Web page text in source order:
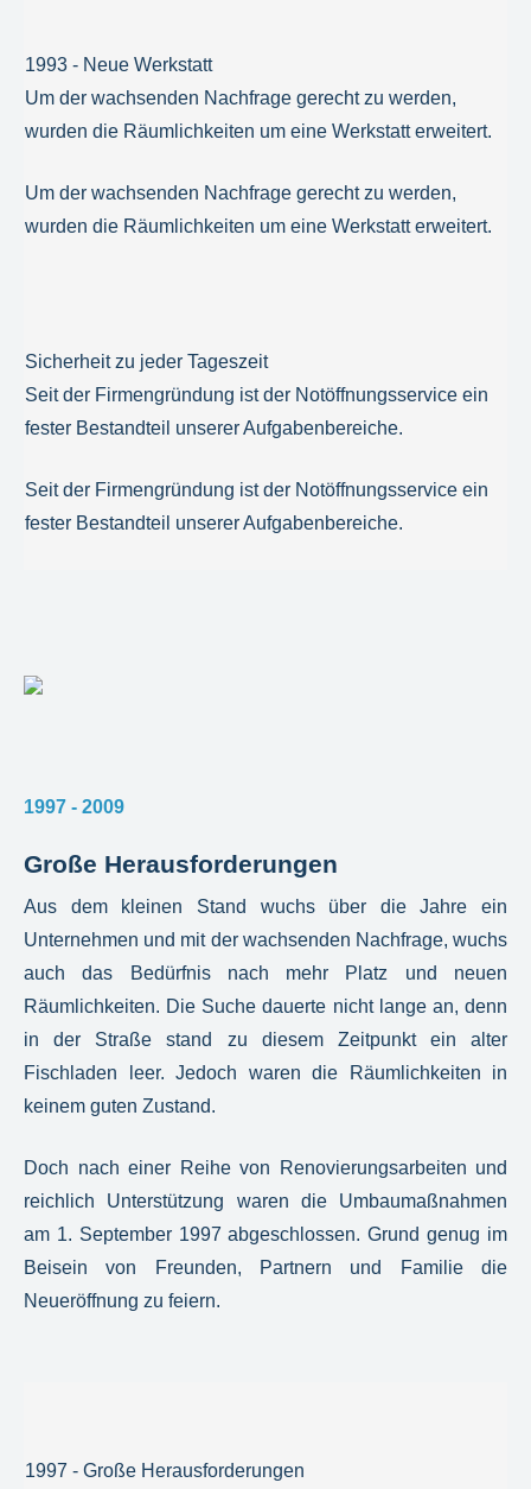
1993 - Neue Werkstatt
Um der wachsenden Nachfrage gerecht zu werden,
wurden die Räumlichkeiten um eine Werkstatt erweitert.
Um der wachsenden Nachfrage gerecht zu werden,
wurden die Räumlichkeiten um eine Werkstatt erweitert.
Sicherheit zu jeder Tageszeit
Seit der Firmengründung ist der Notöffnungsservice ein
fester Bestandteil unserer Aufgabenbereiche.
Seit der Firmengründung ist der Notöffnungsservice ein
fester Bestandteil unserer Aufgabenbereiche.
1997 - 2009
Große Herausforderungen
Aus dem kleinen Stand wuchs über die Jahre ein
Unternehmen und mit der wachsenden Nachfrage, wuchs
auch das Bedürfnis nach mehr Platz und neuen
Räumlichkeiten. Die Suche dauerte nicht lange an, denn
in der Straße stand zu diesem Zeitpunkt ein alter
Fischladen leer. Jedoch waren die Räumlichkeiten in
keinem guten Zustand.
Doch nach einer Reihe von Renovierungsarbeiten und
reichlich Unterstützung waren die Umbaumaßnahmen
am 1. September 1997 abgeschlossen. Grund genug im
Beisein von Freunden, Partnern und Familie die
Neueröffnung zu feiern.
1997 - Große Herausforderungen